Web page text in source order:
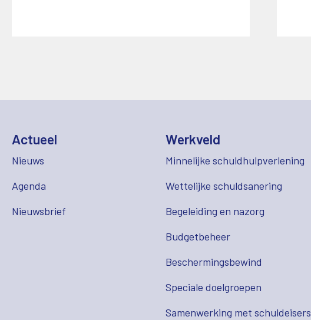
Actueel
Nieuws
Agenda
Nieuwsbrief
Werkveld
Minnelijke schuldhulpverlening
Wettelijke schuldsanering
Begeleiding en nazorg
Budgetbeheer
Beschermingsbewind
Speciale doelgroepen
Samenwerking met schuldeisers